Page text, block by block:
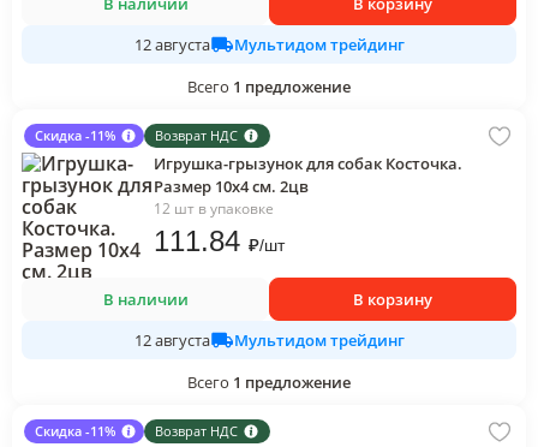
12 августа
Мультидом трейдинг
Всего 1 предложение
Скидка -11% Возврат НДС
Игрушка-грызунок для собак Косточка.
Размер 10х4 см. 2цв
12 шт в упаковке
111.84 ₽/шт
В наличии
В корзину
12 августа
Мультидом трейдинг
Всего 1 предложение
Скидка -11% Возврат НДС